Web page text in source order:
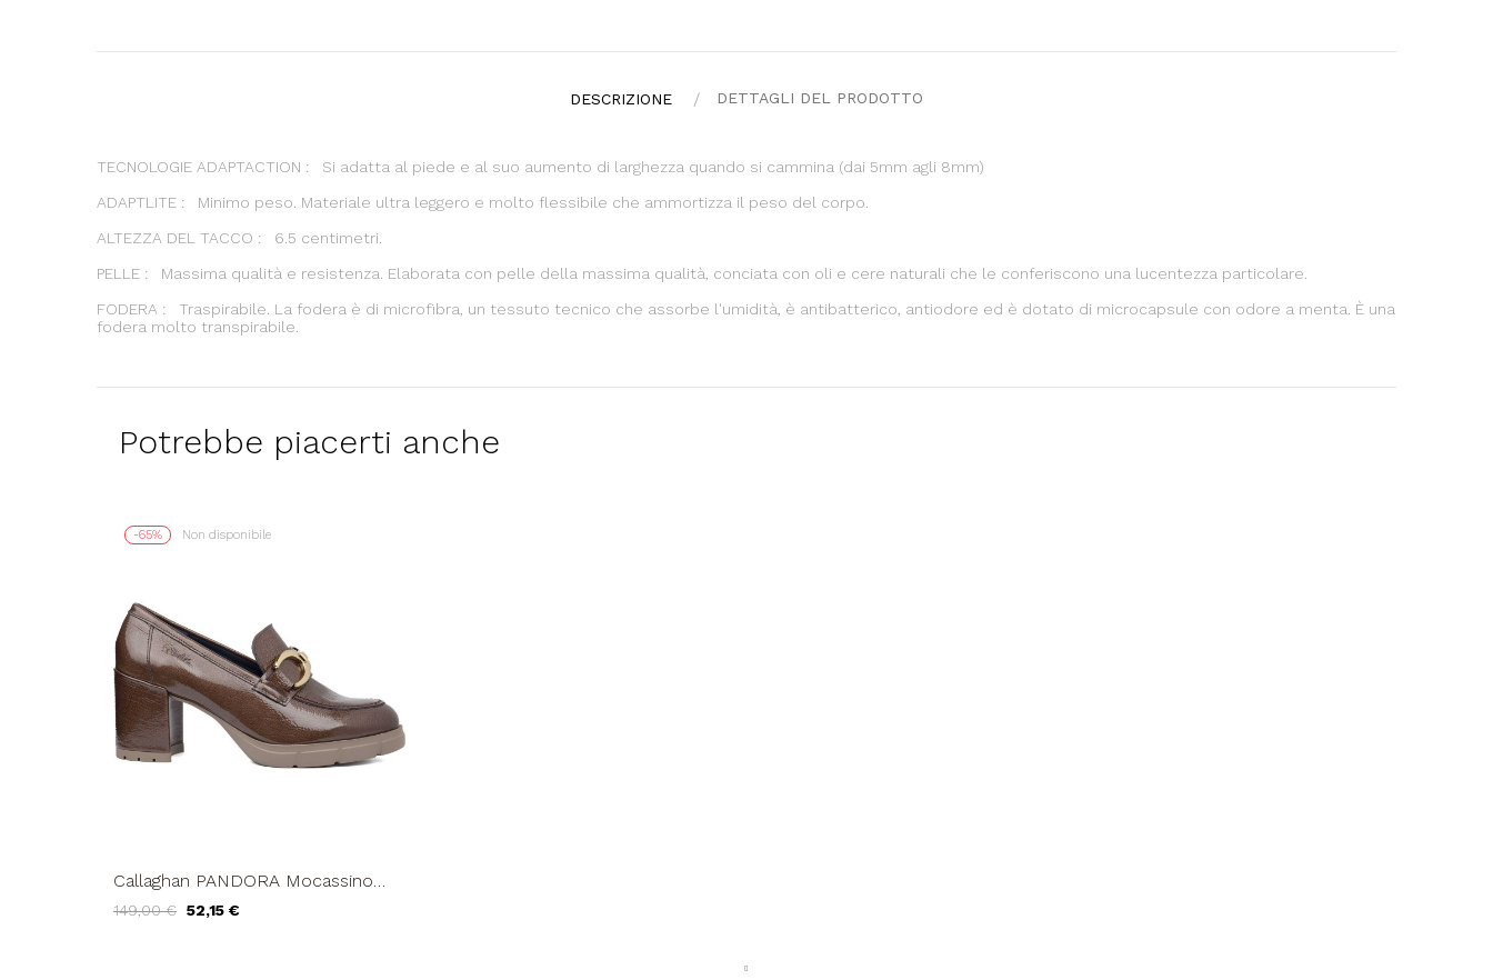
DESCRIZIONE DETTAGLI DEL PRODOTTO
TECNOLOGIE ADAPTACTION : Si adatta al piede e al suo aumento di larghezza quando si cammina (dai 5mm agli 8mm)
ADAPTLITE : Minimo peso. Materiale ultra leggero e molto flessibile che ammortizza il peso del corpo.
ALTEZZA DEL TACCO : 6.5 centimetri.
PELLE : Massima qualità e resistenza. Elaborata con pelle della massima qualità, conciata con oli e cere naturali che le conferiscono una lucentezza particolare.
FODERA : Traspirabile. La fodera è di microfibra, un tessuto tecnico che assorbe l'umidità, è antibatterico, antiodore ed è dotato di microcapsule con odore a menta. È una
fodera molto transpirabile.
Potrebbe piacerti anche
-65% Non disponibile
Callaghan PANDORA Mocassino
Tartufo
149,00 € 52,15 €